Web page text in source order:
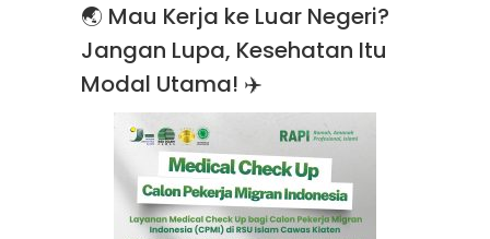
🌏 Mau Kerja ke Luar Negeri?
Jangan Lupa, Kesehatan Itu
Modal Utama! ✈️